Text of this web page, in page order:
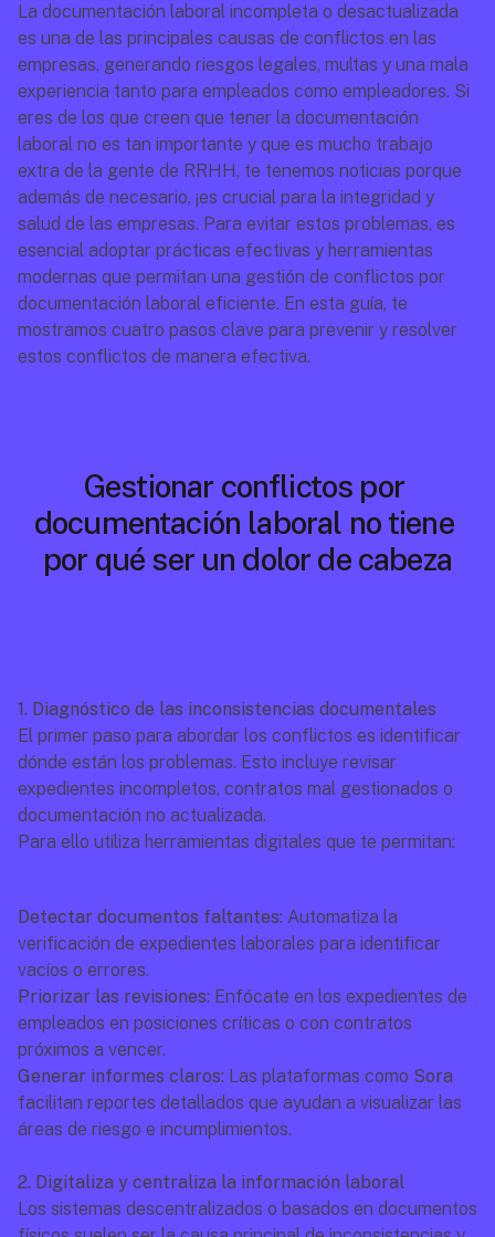
La documentación laboral incompleta o desactualizada
es una de las principales causas de conflictos en las
empresas, generando riesgos legales, multas y una mala
experiencia tanto para empleados como empleadores. Si
eres de los que creen que tener la documentación
laboral no es tan importante y que es mucho trabajo
extra de la gente de RRHH, te tenemos noticias porque
además de necesario, ¡es crucial para la integridad y
salud de las empresas. Para evitar estos problemas, es
esencial adoptar prácticas efectivas y herramientas
modernas que permitan una gestión de conflictos por
documentación laboral eficiente. En esta guía, te
mostramos cuatro pasos clave para prevenir y resolver
estos conflictos de manera efectiva.
Gestionar conflictos por
documentación laboral no tiene
por qué ser un dolor de cabeza
1. Diagnóstico de las inconsistencias documentales
El primer paso para abordar los conflictos es identificar
dónde están los problemas. Esto incluye revisar
expedientes incompletos, contratos mal gestionados o
documentación no actualizada.
Para ello utiliza herramientas digitales que te permitan:
Detectar documentos faltantes: Automatiza la
verificación de expedientes laborales para identificar
vacíos o errores.
Priorizar las revisiones: Enfócate en los expedientes de
empleados en posiciones críticas o con contratos
próximos a vencer.
Generar informes claros: Las plataformas como Sora
facilitan reportes detallados que ayudan a visualizar las
áreas de riesgo e incumplimientos.
2. Digitaliza y centraliza la información laboral
Los sistemas descentralizados o basados en documentos